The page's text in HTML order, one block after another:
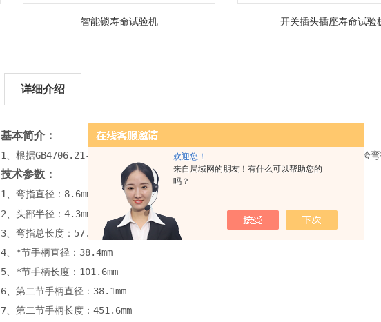
欢迎您！
来自局域网的朋友！有什么可以帮助您的
吗？
智能锁寿命试验机 开关插头插座寿命试验
详细介绍
基本简介：
1、根据GB4706.21-2008、IEC61032-1997及 UL等相应条款制作而成。2、儿童试验
技术参数：
1、弯指直径： 8.6mm
2、头部半径：4.3mm
3、弯指总长度：57.9mm（三节，每节19.3mm）
4、*节手柄直径：38.4mm
5、*节手柄长度：101.6mm
6、第二节手柄直径：38.1mm
7、第二节手柄长度：451.6mm